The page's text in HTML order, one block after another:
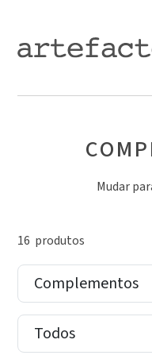
Mudar
16 produtos